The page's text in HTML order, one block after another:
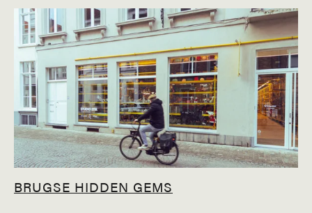
BRUGSE HIDDEN GEMS